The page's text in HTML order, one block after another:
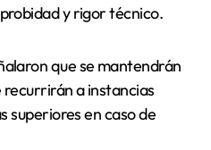
y rigor técnico.
que se mantendrán
a instancias
superiores en caso de